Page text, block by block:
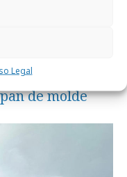
Legal
de molde